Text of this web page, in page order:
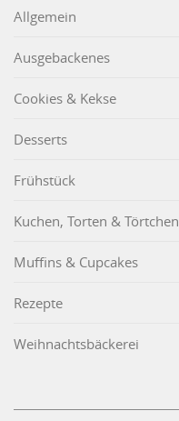
Allgemein
Ausgebackenes
Cookies & Kekse
Desserts
Frühstück
Kuchen, Torten & Törtchen
Muffins & Cupcakes
Rezepte
Weihnachtsbäckerei